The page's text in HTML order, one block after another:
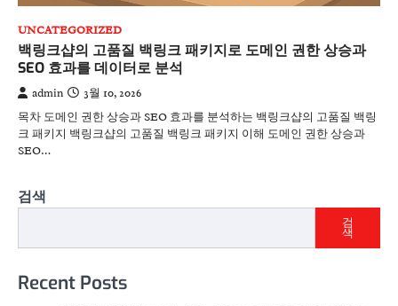
UNCATEGORIZED
백링크샵의 고품질 백링크 패키지로 도메인 권한 상승과
SEO 효과를 데이터로 분석
admin
3월 10, 2026
목차 도메인 권한 상승과 SEO 효과를 분석하는 백링크샵의 고품질 백링
크 패키지 백링크샵의 고품질 백링크 패키지 이해 도메인 권한 상승과
SEO…
검색
검
색
Recent Posts